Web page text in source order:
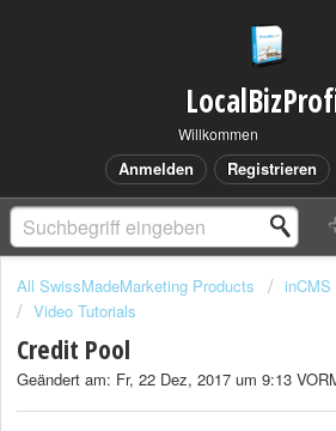
Willkommen
Anmelden Registrieren
All SwissMadeMarketing Products
Video Tutorials
Credit Pool
Geändert am: Fr, 22 Dez, 2017 um 9:13